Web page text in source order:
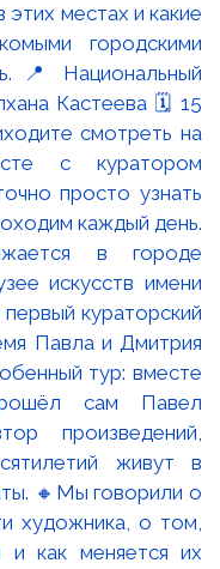
в городе
искусств имени
кураторский
Павла и Дмитрия
тур: вместе
сам Павел
произведений,
живут в
🔸Мы говорили о
художника, о том,
и как меняется их